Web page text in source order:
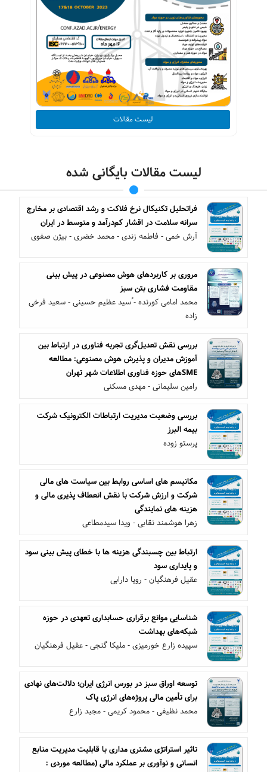
لیست مقالات
لیست مقالات بایگانی شده
فراتحلیل تکنیکال نرخ فلاکت و رشد اقتصادی بر مخارج
سرانه سلامت در اقشار کم‌درآمد و متوسط در ایران
آرش خمی - فاطمه زندی - محمد خضری - بیژن صفوی
مروری بر کاربردهای هوش مصنوعی در پیش بینی
مقاومت فشاری بتن سبز
محمد امامی کورنده - ُسید عظیم حسینی - سعید فرخی
زاده
بررسی نقش تعدیل‌گری تجربه فناوری در ارتباط بین
آموزش مدیران و پذیرش هوش مصنوعی: مطالعه
SMEهای حوزه فناوری اطلاعات شهر تهران
رامین سلیمانی - مهدی مسکنی
بررسی وضعیت مدیریت ارتباطات الکترونیک شرکت
بیمه البرز
پرستو زوده
مکانیسم های اساسی روابط بین سیاست های مالی
شرکت و ارزش شرکت با نقش انعطاف پذیری مالی و
هزینه های نمایندگی
زهرا هوشمند نقابی - ویدا سیدمطاعی
ارتباط بین چسبندگی هزینه‏ ‏ها با خطای پیش‏ بینی سود
و پایداری سود
عقیل فرهنگیان - رویا دارابی
شناسایی موانع برقراری حسابداری تعهدی در حوزه
شبکه‌های بهداشت
سپیده زارع خورمیزی - ملیکا گنجی - عقیل فرهنگیان
توسعه اوراق سبز در بورس انرژی ایران؛ دلالت‌های نهادی
برای تأمین مالی پروژه‌های انرژی پاک
محمد نظیفی - محمود کریمی - مجید زارع
تاثیر استراتژی مشتری مداری با قابلیت مدیریت منابع
انسانی و نوآوری بر عملکرد مالی (مطالعه موردی :